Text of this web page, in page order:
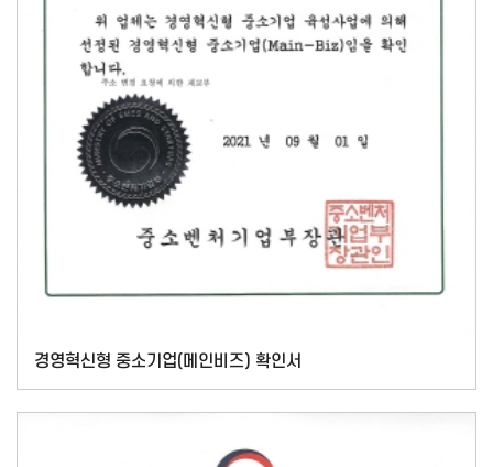
경영혁신형 중소기업(메인비즈) 확인서